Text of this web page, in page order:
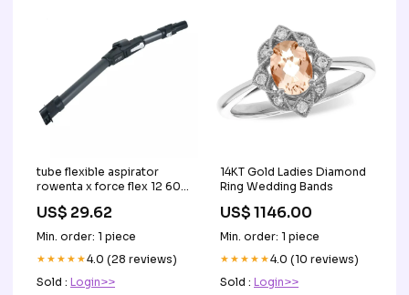
tube flexible aspirator
rowenta x force flex 12 60
Titel:Default Title
US$ 29.62
Min. order: 1 piece
★★★★★4.0 (28 reviews)
Sold : Login>>
14KT Gold Ladies Diamond
Ring Wedding Bands
US$ 1146.00
Min. order: 1 piece
★★★★★4.0 (10 reviews)
Sold : Login>>